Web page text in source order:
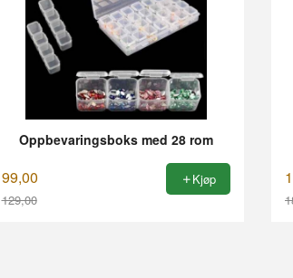
Oppbevaringsboks med 28 rom
99,00
129,00
Kjøp